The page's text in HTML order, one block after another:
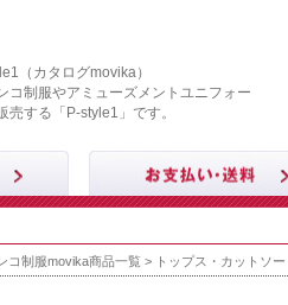
（カタログmovika）
コ制服やアミューズメントユニフォー
売する「P-style1」です。
コ制服movika商品一覧 > トップス・カットソー